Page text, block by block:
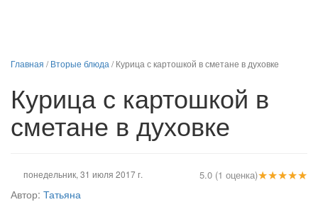
Главная /Вторые блюда /Курица с картошкой в сметане в духовке
Курица с картошкой в
сметане в духовке
★★★★★
5.0 (1 оценка)
понедельник, 31 июля 2017 г.
Автор: Татьяна